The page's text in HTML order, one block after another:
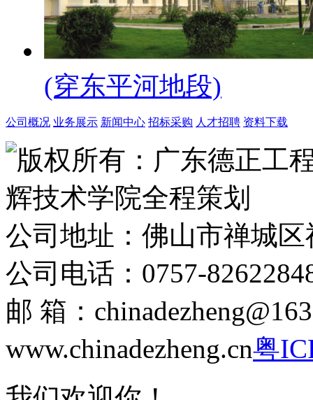
(穿东平河地段)
公司概况 业务展示 新闻中心 招标采购 人才招聘 资料下载
版权所有：广东德正
辉技术学院全程策划
公司地址：佛山市禅城
公司电话：0757-
邮 箱：
www.chinadezheng.cn粤